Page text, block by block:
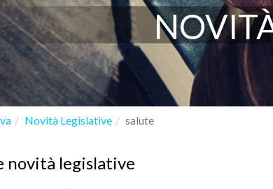
Novità Legislative salute
novità legislative